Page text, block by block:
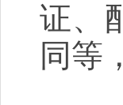
证、
同等